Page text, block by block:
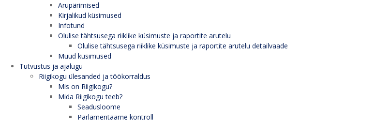
Arupärimised
Kirjalikud küsimused
Infotund
Olulise tähtsusega riiklike küsimuste ja raportite arutelu
Olulise tähtsusega riiklike küsimuste ja raportite arutelu detailvaade
Muud küsimused
Tutvustus ja ajalugu
Riigikogu ülesanded ja töökorraldus
Mis on Riigikogu?
Mida Riigikogu teeb?
Seadusloome
Parlamentaarne kontroll